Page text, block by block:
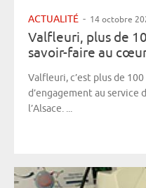
ACTUALITÉ - 14 octobre
Valfleuri, plus de
savoir-faire au cœur
Valfleuri, c’est plus de
d’engagement au service
l’Alsace. ...